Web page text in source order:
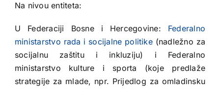
Na nivou entiteta:
U Federaciji Bosne i Hercegovine: Federalno
ministarstvo rada i socijalne politike(nadležno za
socijalnu zaštitu i inkluziju) i Federalno
ministarstvo kulture i sporta (koje predlaže
strategije za mlade, npr. Prijedlog za omladinsku